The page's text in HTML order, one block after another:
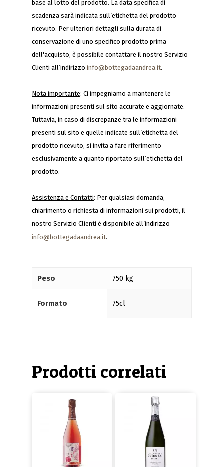
base al lotto del prodotto. La data specifica di
scadenza sarà indicata sull’etichetta del prodotto
ricevuto. Per ulteriori dettagli sulla durata di
conservazione di uno specifico prodotto prima
dell'acquisto, è possibile contattare il nostro Servizio
Clienti all’indirizzo info@bottegadaandrea.it.
Nota importante: Ci impegniamo a mantenere le
informazioni presenti sul sito accurate e aggiornate.
Tuttavia, in caso di discrepanze tra le informazioni
presenti sul sito e quelle indicate sull’etichetta del
prodotto ricevuto, si invita a fare riferimento
esclusivamente a quanto riportato sull’etichetta del
prodotto.
Assistenza e Contatti: Per qualsiasi domanda,
chiarimento o richiesta di informazioni sui prodotti, il
nostro Servizio Clienti è disponibile all’indirizzo
info@bottegadaandrea.it.
Peso 750 kg
Formato 75cl
Prodotti correlati